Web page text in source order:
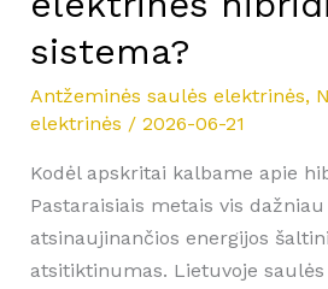
sistema?
Antžeminės saulės elektrinės,
elektrinės / 2026-06-21
Kodėl apskritai kalbame apie
Pastaraisiais metais vis
atsinaujinančios energijos
atsitiktinumas. Lietuvoje